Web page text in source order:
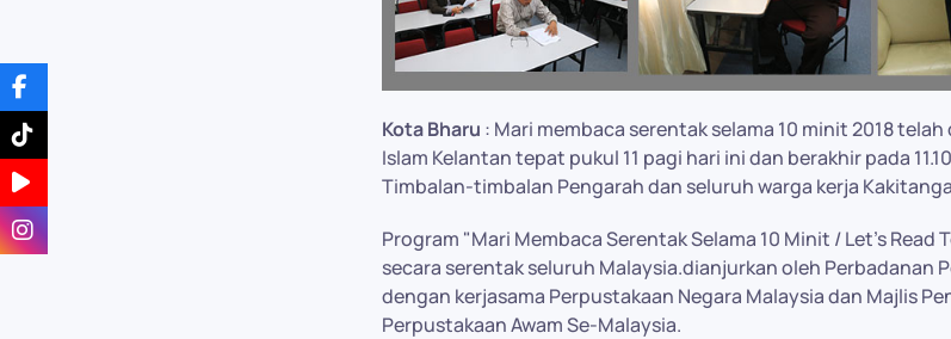
Kota Bharu : Mari membaca serentak selama 10 minit 2018
Islam Kelantan tepat pukul 11 pagi hari ini dan berakhir pada
Timbalan-timbalan Pengarah dan seluruh warga kerja
Program "Mari Membaca Serentak Selama 10 Minit / Let's Read
secara serentak seluruh Malaysia.dianjurkan oleh Perbadanan
dengan kerjasama Perpustakaan Negara Malaysia dan Majlis
Perpustakaan Awam Se-Malaysia.